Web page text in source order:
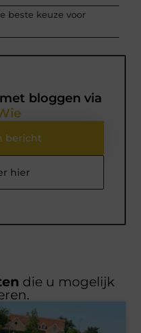
beste keuze voor
bloggen via
bericht
hier
die u mogelijk